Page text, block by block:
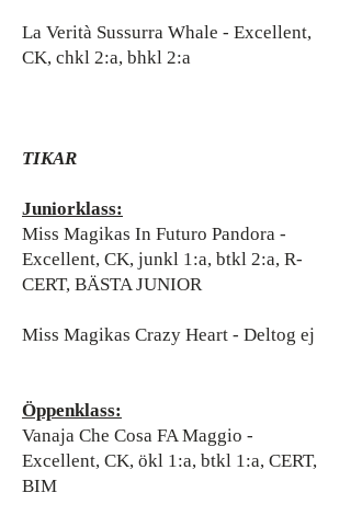
La Verità Sussurra Whale - Excellent,
CK, chkl 2:a, bhkl 2:a
TIKAR
Juniorklass:
Miss Magikas In Futuro Pandora -
Excellent, CK, junkl 1:a, btkl 2:a, R-
CERT, BÄSTA JUNIOR
Miss Magikas Crazy Heart - Deltog ej
Öppenklass:
Vanaja Che Cosa FA Maggio -
Excellent, CK, ökl 1:a, btkl 1:a, CERT,
BIM